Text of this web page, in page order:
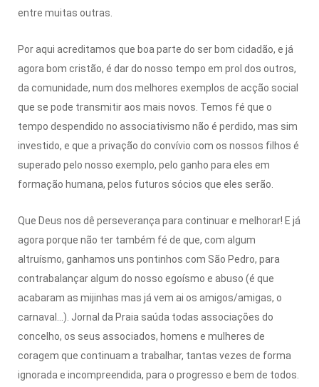
entre muitas outras.
Por aqui acreditamos que boa parte do ser bom cidadão, e já
agora bom cristão, é dar do nosso tempo em prol dos outros,
da comunidade, num dos melhores exemplos de acção social
que se pode transmitir aos mais novos. Temos fé que o
tempo despendido no associativismo não é perdido, mas sim
investido, e que a privação do convívio com os nossos filhos é
superado pelo nosso exemplo, pelo ganho para eles em
formação humana, pelos futuros sócios que eles serão.
Que Deus nos dê perseverança para continuar e melhorar! E já
agora porque não ter também fé de que, com algum
altruísmo, ganhamos uns pontinhos com São Pedro, para
contrabalançar algum do nosso egoísmo e abuso (é que
acabaram as mijinhas mas já vem ai os amigos/amigas, o
carnaval…). Jornal da Praia saúda todas associações do
concelho, os seus associados, homens e mulheres de
coragem que continuam a trabalhar, tantas vezes de forma
ignorada e incompreendida, para o progresso e bem de todos.